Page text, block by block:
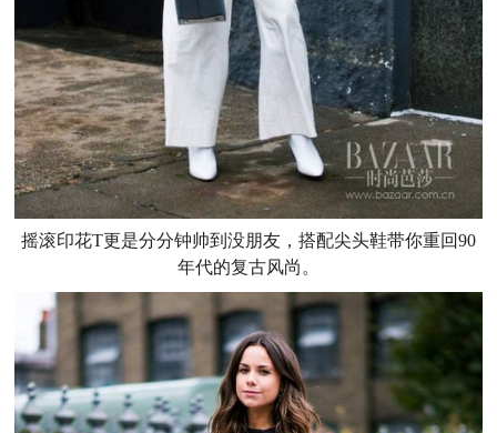
摇滚印花T更是分分钟帅到没朋友，搭配尖头鞋带你重回90
年代的复古风尚。